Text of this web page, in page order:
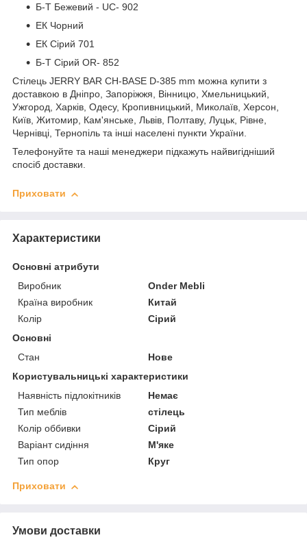
Б-Т Бежевий - UC- 902
ЕК Чорний
ЕК Сірий 701
Б-Т Сірий OR- 852
Стілець JERRY BAR CH-BASE D-385 mm можна купити з
доставкою в Дніпро, Запоріжжя, Вінницю, Хмельницький,
Ужгород, Харків, Одесу, Кропивницький, Миколаїв, Херсон,
Київ, Житомир, Кам'янське, Львів, Полтаву, Луцьк, Рівне,
Чернівці, Тернопіль та інші населені пункти України.
Телефонуйте та наші менеджери підкажуть найвигідніший
спосіб доставки.
Приховати
Характеристики
Основні атрибути
Виробник
Onder Mebli
Країна виробник
Китай
Колір
Сірий
Основні
Стан
Нове
Користувальницькі характеристики
Наявність підлокітників
Немає
Тип меблів
стілець
Колір оббивки
Сірий
Варіант сидіння
М'яке
Тип опор
Круг
Приховати
Умови доставки